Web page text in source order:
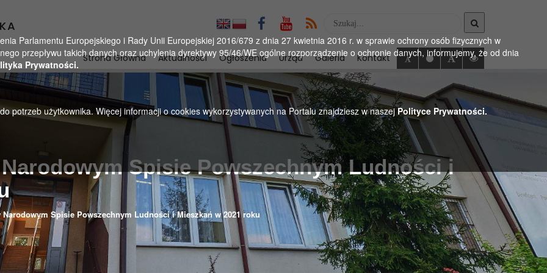
Parlamentu Europejskiego i Rady Unii Europejskiej 2016/679 z dnia 27 kwietnia 2016 r. w sprawie ochrony osób fizycznych w
przepływu takich danych oraz uchylenia dyrektywy 95/46/WE ogólne rozporządzenie o ochronie danych, informujemy, że od dnia
Prywatności.
potrzeb użytkownika. Więcej informacji o cookies wykorzystywanych na Portalu znajdziesz w naszejPolityce Prywatności.
Wyszukaj
serwise
Strona Główna
Aktualności Ogłoszenia Urząd Galeria Kontakt
Spisie Powszechnym Ludności i
Spisie Powszechnym Ludności i Mieszkań w 2021 roku